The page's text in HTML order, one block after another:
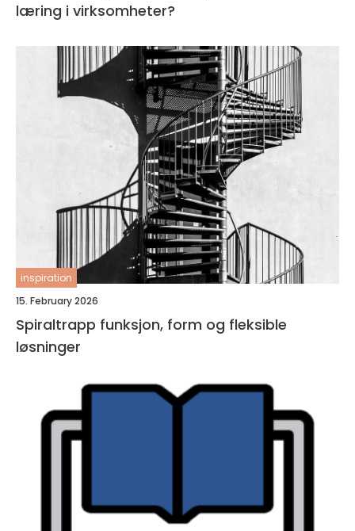
læring i virksomheter?
inspiration
15. February 2026
Spiraltrapp funksjon, form og fleksible
løsninger